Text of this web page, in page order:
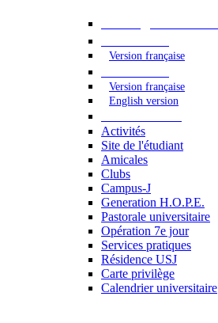
Version française
Version française
English version
Activités
Site de l'étudiant
Amicales
Clubs
Campus-J
Generation H.O.P.E.
Pastorale universitaire
Opération 7e jour
Services pratiques
Résidence USJ
Carte privilège
Calendrier universitaire